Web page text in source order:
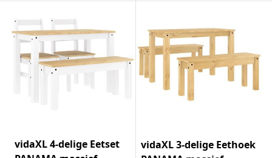
vidaXL 4-delige Eetset
vidaXL 3-delige Eethoek